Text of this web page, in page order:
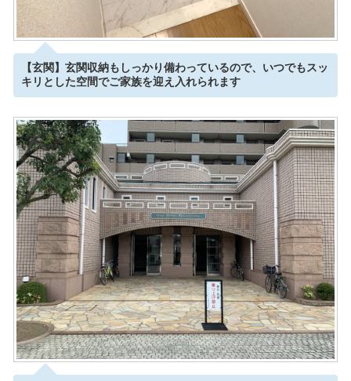
【玄関】玄関収納もしっかり備わっているので、いつでもスッ
キリとした空間でご家族を迎え入れられます